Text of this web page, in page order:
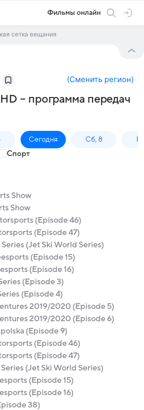
Фильмы онлайн
сетка вещания
(Сменить регион)
– программа передач
Сегодня Сб, 8
Спорт
Show
Show
(Episode 46)
(Episode 47)
(Jet Ski World Series)
(Episode 15)
(Episode 16)
(Episode 3)
(Episode 4)
2019/2020 (Episode 5)
2019/2020 (Episode 6)
(Episode 9)
(Episode 46)
(Episode 47)
(Jet Ski World Series)
(Episode 15)
(Episode 16)
38)